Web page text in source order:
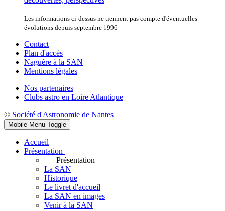
Les informations ci-dessus ne tiennent pas compte d'éventuelles
évolutions depuis septembre 1996
Contact
Plan d'accès
Naguère à la SAN
Mentions légales
Nos partenaires
Clubs astro en Loire Atlantique
© Société d'Astronomie de Nantes
Mobile Menu Toggle
Accueil
Présentation
Présentation
La SAN
Historique
Le livret d'accueil
La SAN en images
Venir à la SAN